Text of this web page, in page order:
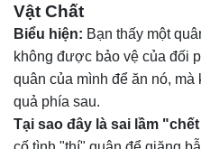
Vật Chất
Biểu hiện: Bạn thấy một
không được bảo vệ của đối
quân của mình để ăn nó, mà
quả phía sau.
Tại sao đây là sai lầm